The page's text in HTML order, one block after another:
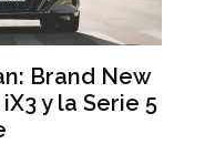
New
y la Serie 5 en